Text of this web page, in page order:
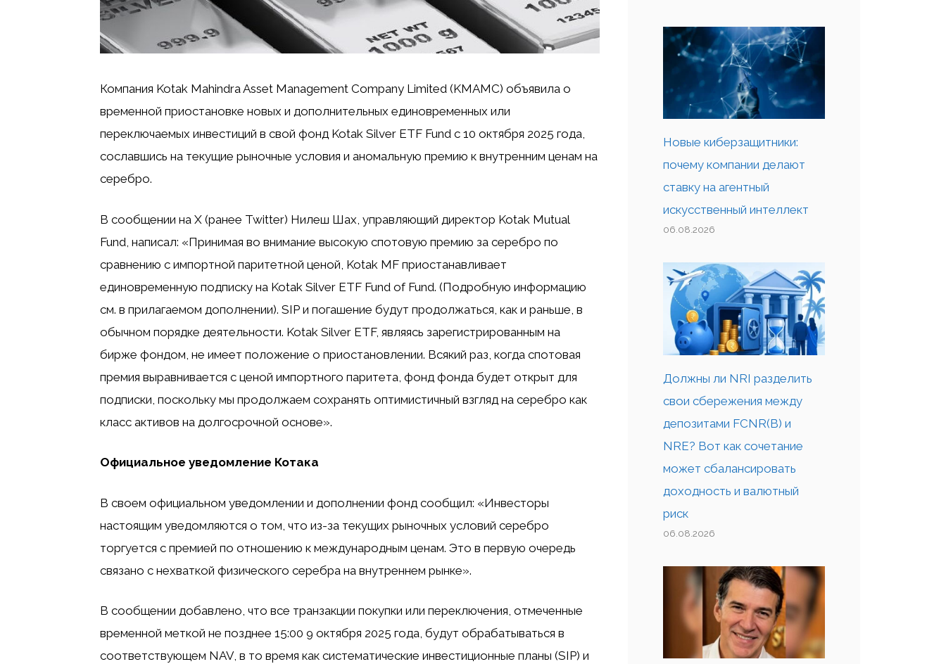
Компания Kotak Mahindra Asset Management Company Limited (KMAMC) объявила о
временной приостановке новых и дополнительных единовременных или
переключаемых инвестиций в свой фонд Kotak Silver ETF Fund с 10 октября 2025 года,
сославшись на текущие рыночные условия и аномальную премию к внутренним ценам на
серебро.
В сообщении на X (ранее Twitter) Нилеш Шах, управляющий директор Kotak Mutual
Fund, написал: «Принимая во внимание высокую спотовую премию за серебро по
сравнению с импортной паритетной ценой, Kotak MF приостанавливает
единовременную подписку на Kotak Silver ETF Fund of Fund. (Подробную информацию
см. в прилагаемом дополнении). SIP и погашение будут продолжаться, как и раньше, в
обычном порядке деятельности. Kotak Silver ETF, являясь зарегистрированным на
бирже фондом, не имеет положение о приостановлении. Всякий раз, когда спотовая
премия выравнивается с ценой импортного паритета, фонд фонда будет открыт для
подписки, поскольку мы продолжаем сохранять оптимистичный взгляд на серебро как
класс активов на долгосрочной основе».
Официальное уведомление Котака
В своем официальном уведомлении и дополнении фонд сообщил: «Инвесторы
настоящим уведомляются о том, что из-за текущих рыночных условий серебро
торгуется с премией по отношению к международным ценам. Это в первую очередь
связано с нехваткой физического серебра на внутреннем рынке».
В сообщении добавлено, что все транзакции покупки или переключения, отмеченные
временной меткой не позднее 15:00 9 октября 2025 года, будут обрабатываться в
соответствующем NAV, в то время как систематические инвестиционные планы (SIP) и
Новые киберзащитники:
почему компании делают
ставку на агентный
искусственный интеллект
06.08.2026
Должны ли NRI разделить
свои сбережения между
депозитами FCNR(B) и
NRE? Вот как сочетание
может сбалансировать
доходность и валютный
риск
06.08.2026